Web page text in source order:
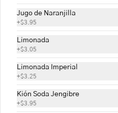
Conócenos
Jugo de Naranjilla
+$3.95
Limonada
+$3.05
Limonada Imperial
+$3.25
Kión Soda Jengibre
+$3.95